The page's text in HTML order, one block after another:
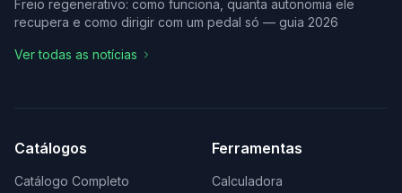
Freio regenerativo: como funciona, quanta autonomia ele
recupera e como dirigir com um pedal só — guia 2026
Ver todas as notícias
Catálogos
Catálogo Completo
Ferramentas
Calculadora